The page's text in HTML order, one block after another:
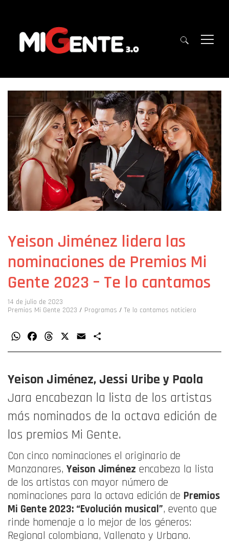
Yeison Jiménez lidera las
nominaciones de Premios Mi
Gente 2023 – Te lo cantamos
14 de julio de 2023
Premios Mi Gente 2023 / Programas / Te lo cantamos noticiero
WhatsAppFacebookThreads Email
Yeison Jiménez, Jessi Uribe y Paola
Jara encabezan la lista de los artistas
más nominados de la octava edición de
los premios Mi Gente.
Con cinco nominaciones el originario de
Manzanares, Yeison Jiménez encabeza la lista
de los artistas con mayor número de
nominaciones para la octava edición de Premios
Mi Gente 2023: “Evolución musical”, evento que
rinde homenaje a lo mejor de los géneros:
Regional colombiana, Vallenato y Urbano.